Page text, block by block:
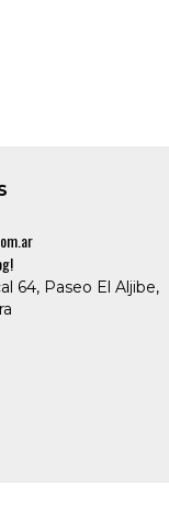
64, Paseo El Aljibe,